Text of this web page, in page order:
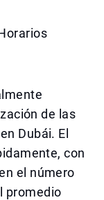
de las
Dubái. El
con
el número
promedio